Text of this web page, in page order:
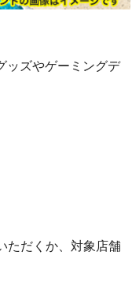
ッズやゲーミングデ
ただくか、対象店舗